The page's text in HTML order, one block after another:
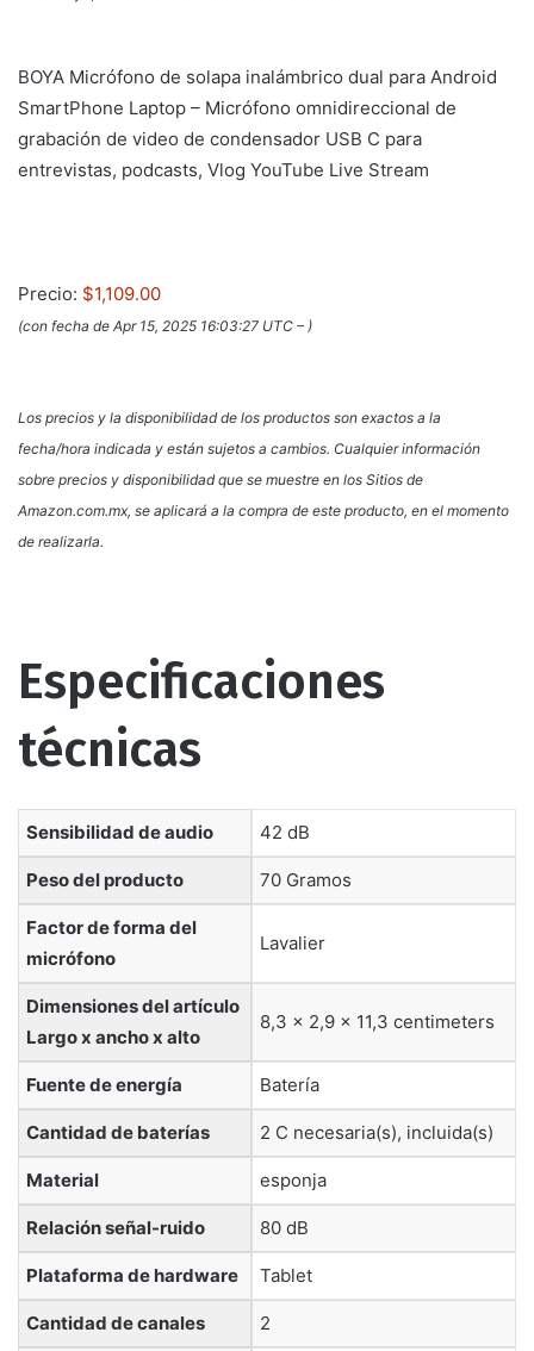
BOYA Micrófono de solapa inalámbrico dual para Android
SmartPhone Laptop – Micrófono omnidireccional de
grabación de video de condensador USB C para
entrevistas, podcasts, Vlog YouTube Live Stream
Precio: $1,109.00
(con fecha de Apr 15, 2025 16:03:27 UTC –)
Los precios y la disponibilidad de los productos son exactos a la
fecha/hora indicada y están sujetos a cambios. Cualquier información
sobre precios y disponibilidad que se muestre en los Sitios de
Amazon.com.mx, se aplicará a la compra de este producto, en el momento
de realizarla.
Especificaciones
técnicas
Sensibilidad de audio ‎42 dB
Peso del producto ‎70 Gramos
Factor de forma del
micrófono
‎Lavalier
Dimensiones del artículo
Largo x ancho x alto
‎8,3 x 2,9 x 11,3 centimeters
Fuente de energía ‎Batería
Cantidad de baterías ‎2 C necesaria(s), incluida(s)
Material ‎esponja
Relación señal-ruido ‎80 dB
Plataforma de hardware ‎Tablet
Cantidad de canales ‎2